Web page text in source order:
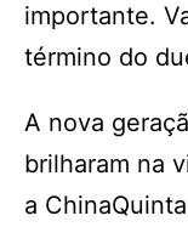
importante.
término do
A nova
brilharam na
a